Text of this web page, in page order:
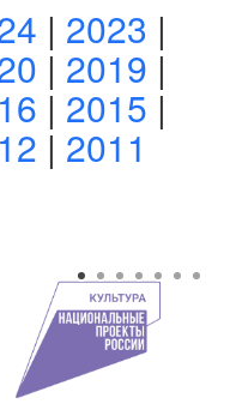
| 2023 |
| 2019 |
| 2015 |
| 2011